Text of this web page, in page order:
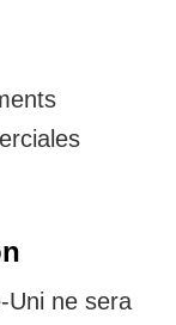
Uni ne sera